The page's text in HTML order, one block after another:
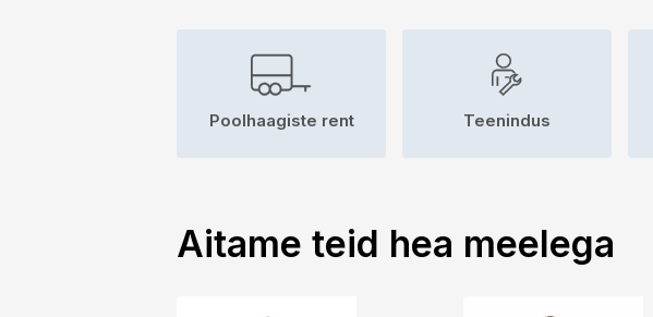
Poolhaagiste rent Teenindus
Aitame teid hea meelega